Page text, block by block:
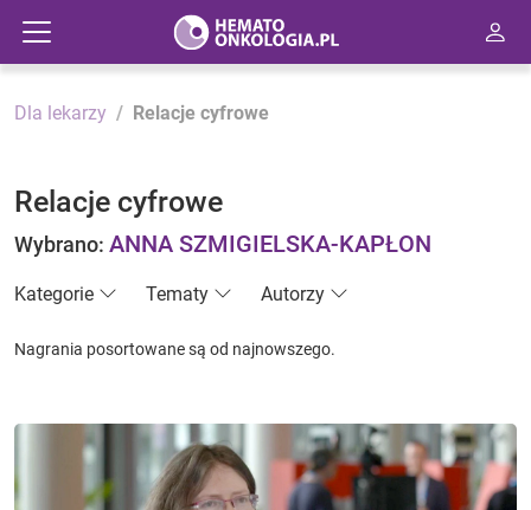
Dla lekarzy Relacje cyfrowe
Relacje cyfrowe
Wybrano: ANNA SZMIGIELSKA-KAPŁON
Kategorie Tematy Autorzy
Nagrania posortowane są od najnowszego.